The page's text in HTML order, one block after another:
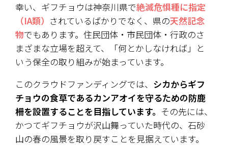
幸い、ギフチョウは神奈川県で絶滅危惧種に指定
（IA類） されているばかりでなく、県の天然記念
物でもあります。住民団体・市民団体・行政のさ
まざまな立場を超えて、「何とかしなければ」と
いう保全の取り組みが始まっています。
このクラウドファンディングでは、 シカからギフ
チョウの食草であるカンアオイを守るための防鹿
柵を設置することを目指しています。 その先には、
かつてギフチョウが沢山舞っていた時代の、石砂
山の春の風景を取り戻すことを見据えています。